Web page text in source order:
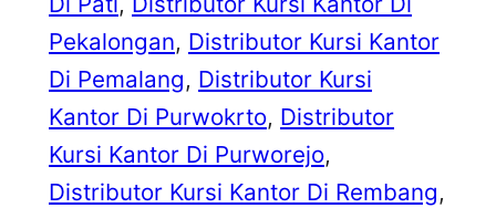
Pekalongan, Distributor Kursi Kantor
Di Pemalang, Distributor Kursi
Kantor Di Purwokrto, Distributor
Kursi Kantor Di Purworejo
Distributor Kursi Kantor Di Rembang